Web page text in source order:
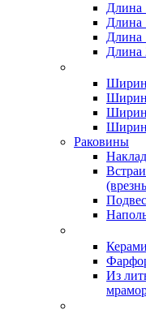
Длина
Длина
Длина
Длина
Раковины
Из